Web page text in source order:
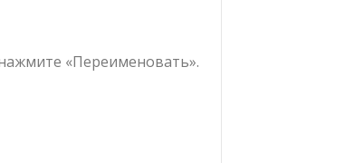
«Переименовать».